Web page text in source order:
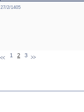
27/2/1405
1 2 3